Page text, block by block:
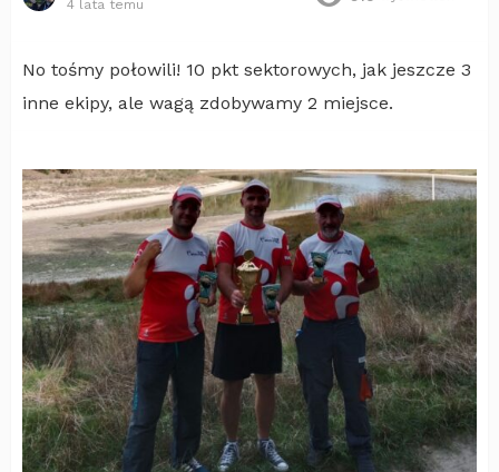
4 lata temu
No tośmy połowili! 10 pkt sektorowych, jak jeszcze 3
inne ekipy, ale wagą zdobywamy 2 miejsce.